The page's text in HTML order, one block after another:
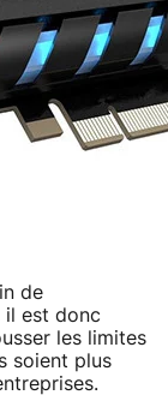
de
il est donc
les limites
soient plus